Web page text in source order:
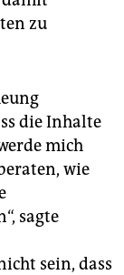
zu
die Inhalte
mich
wie
sagte
sein, dass